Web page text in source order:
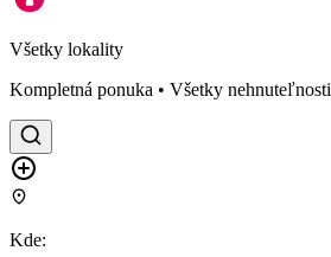
Všetky lokality
Kompletná ponuka • Všetky nehnuteľnosti
Kde: